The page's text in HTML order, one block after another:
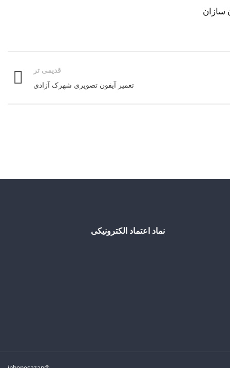
سازان
قدیمی تر
تعمیر آیفون تصویری شهرک آزادی
نماد اعتماد الکترونیکی